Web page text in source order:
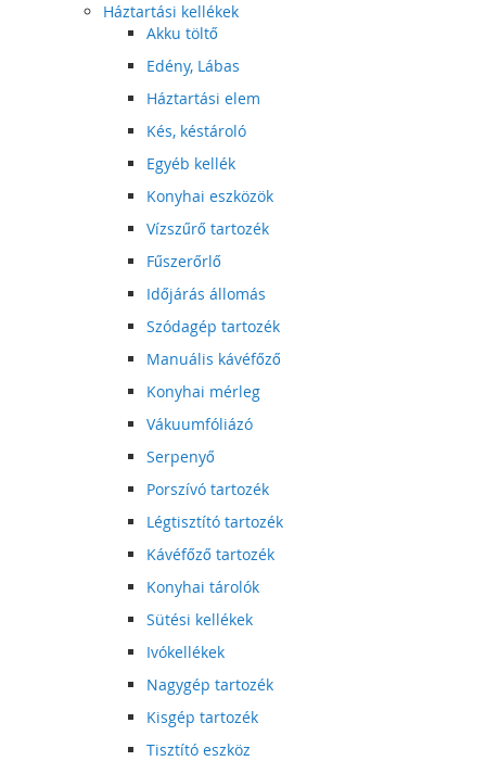
Háztartási kellékek
Akku töltő
Edény, Lábas
Háztartási elem
Kés, késtároló
Egyéb kellék
Konyhai eszközök
Vízszűrő tartozék
Fűszerőrlő
Időjárás állomás
Szódagép tartozék
Manuális kávéfőző
Konyhai mérleg
Vákuumfóliázó
Serpenyő
Porszívó tartozék
Légtisztító tartozék
Kávéfőző tartozék
Konyhai tárolók
Sütési kellékek
Ivókellékek
Nagygép tartozék
Kisgép tartozék
Tisztító eszköz